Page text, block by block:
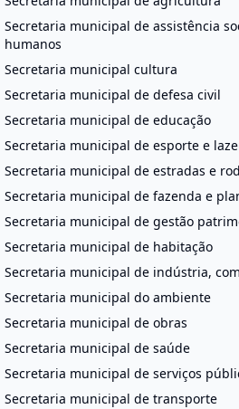
Secretaria municipal de assistência
humanos
Secretaria municipal cultura
Secretaria municipal de defesa civil
Secretaria municipal de educação
Secretaria municipal de esporte e
Secretaria municipal de estradas e
Secretaria municipal de fazenda e
Secretaria municipal de gestão
Secretaria municipal de habitação
Secretaria municipal de indústria,
Secretaria municipal do ambiente
Secretaria municipal de obras
Secretaria municipal de saúde
Secretaria municipal de serviços
Secretaria municipal de transporte